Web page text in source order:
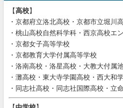
【高校】
・京都府立洛北高校・京都市立堀川
・桃山高校自然科学科・西京高校エ
・京都女子高等学校
・京都教育大学付属高等学校
・洛南高校・洛星高校・大教大付属
・灘高校・東大寺学園高校・西大和
・同志社高校・同志社国際高校・立